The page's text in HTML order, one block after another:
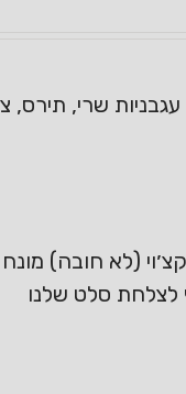
שרי, תירס,
לצלחת סלט שלנו